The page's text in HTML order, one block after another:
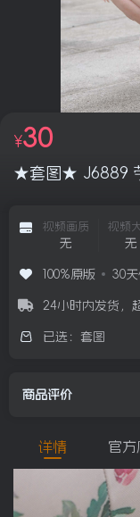
★套图★ J6889
¥30
视频画质
无
视频
无
100%原版 30
24小时内发货，
已选：套图
商品评价
详情 官方
没有账号？
用户名/手
登录密码